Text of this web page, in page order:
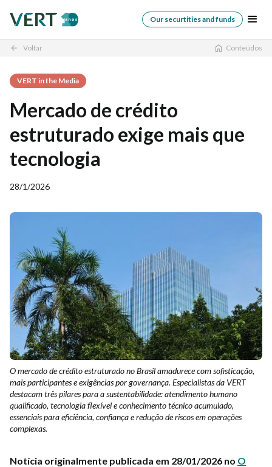
Our securtities and funds
arrow_back Voltar Conteúdos
VERT in the Media
Mercado de crédito
estruturado exige mais que
tecnologia
28/1/2026
O mercado de crédito estruturado no Brasil amadurece com sofisticação,
mais participantes e exigências por governança. Especialistas da VERT
destacam três pilares para a sustentabilidade: atendimento humano
qualificado, tecnologia flexível e conhecimento técnico acumulado,
essenciais para eficiência, confiança e redução de riscos em operações
complexas.
Notícia originalmente publicada em 28/01/2026 no O